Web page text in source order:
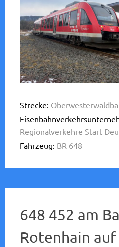
Strecke:
Regionalverkehre Start
Fahrzeug: BR 648
648 452 am
Rotenhain